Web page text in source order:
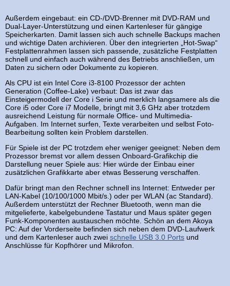
Außerdem eingebaut: ein CD-/DVD-Brenner mit DVD-RAM und
Dual-Layer-Unterstützung und einen Kartenleser für gängige
Speicherkarten. Damit lassen sich auch schnelle Backups machen
und wichtige Daten archivieren. Über den integrierten „Hot-Swap“
Festplattenrahmen lassen sich passende, zusätzliche Festplatten
schnell und einfach auch während des Betriebs anschließen, um
Daten zu sichern oder Dokumente zu kopieren.
Als CPU ist ein Intel Core i3-8100 Prozessor der achten
Generation (Coffee-Lake) verbaut: Das ist zwar das
Einsteigermodell der Core i Serie und merklich langsamere als die
Core i5 oder Core i7 Modelle, bringt mit 3,6 GHz aber trotzdem
ausreichend Leistung für normale Office- und Multimedia-
Aufgaben. Im Internet surfen, Texte verarbeiten und selbst Foto-
Bearbeitung sollten kein Problem darstellen.
Für Spiele ist der PC trotzdem eher weniger geeignet: Neben dem
Prozessor bremst vor allem dessen Onboard-Grafikchip die
Darstellung neuer Spiele aus: Hier würde der Einbau einer
zusätzlichen Grafikkarte aber etwas Besserung verschaffen.
Dafür bringt man den Rechner schnell ins Internet: Entweder per
LAN-Kabel (10/100/1000 Mbit/s.) oder per WLAN (ac Standard).
Außerdem unterstützt der Rechner Bluetooth, wenn man die
mitgelieferte, kabelgebundene Tastatur und Maus später gegen
Funk-Komponenten austauschen möchte. Schön an dem Akoya
PC: Auf der Vorderseite befinden sich neben dem DVD-Laufwerk
und dem Kartenleser auch zwei schnelle USB 3.0 Ports und
Anschlüsse für Kopfhörer und Mikrofon.